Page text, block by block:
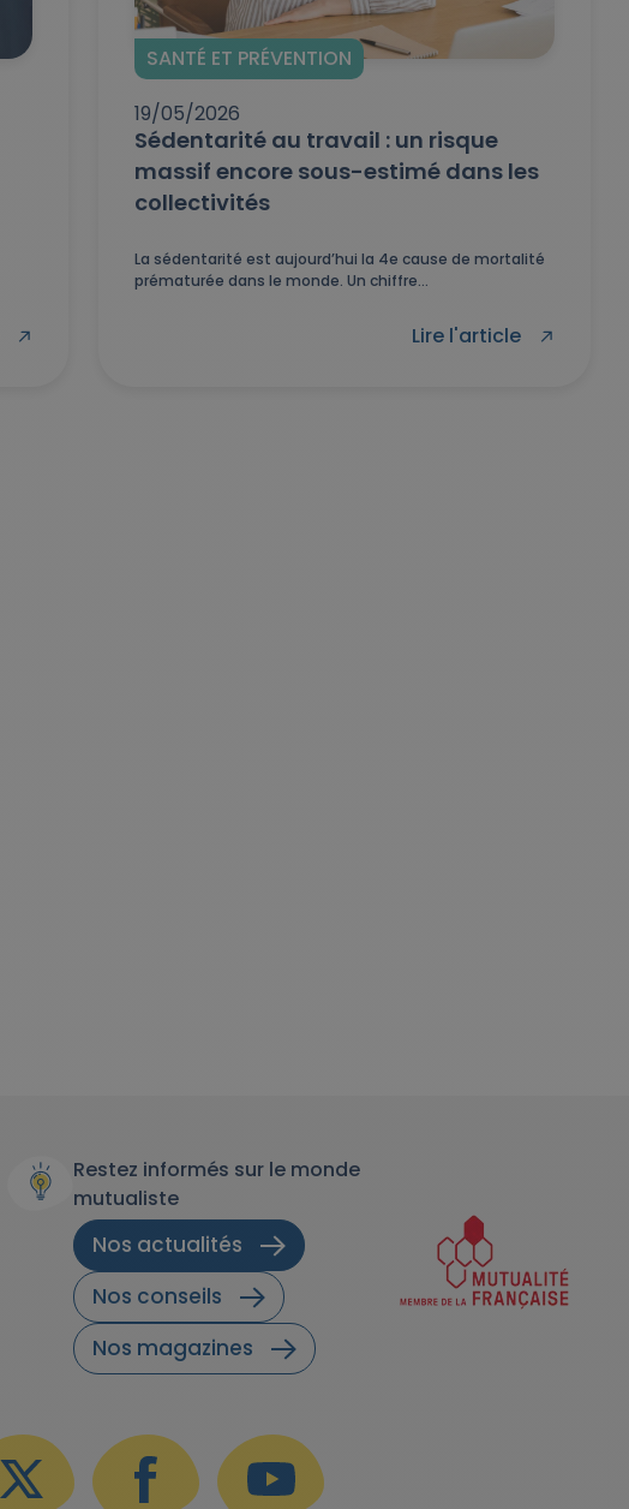
SANTÉ ET PRÉVENTION
19/05/2026
Sédentarité au travail : un risque
massif encore sous-estimé dans les
collectivités
La sédentarité est aujourd’hui la 4e cause de mortalité
prématurée dans le monde. Un chiffre...
Lire l'article
Restez informés sur le monde
mutualiste
Nos actualités
Nos conseils
Nos magazines